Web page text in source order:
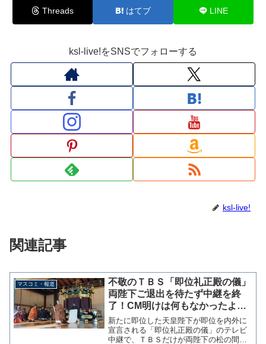
Threads はてブ LINE
ksl-live!をSNSでフォローする
ksl-live!
関連記事
マスコミ・報道
不敬のＴＢＳ「即位礼正殿の儀」
両陛下ご退出を待たず中継を終
了！CM明けは何もなかったよう
に別の話題へ
新たに即位した天皇陛下が即位を内外に
宣言される「即位礼正殿の儀」のテレビ
中継で、ＴＢＳだけが両陛下の松の間ご